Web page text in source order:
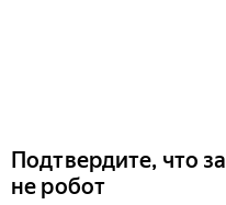
Подтвердите, что
не робот